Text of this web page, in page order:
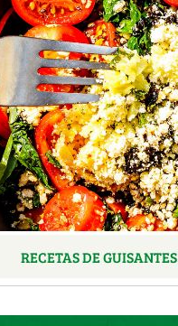
RECETAS DE GUISANTES